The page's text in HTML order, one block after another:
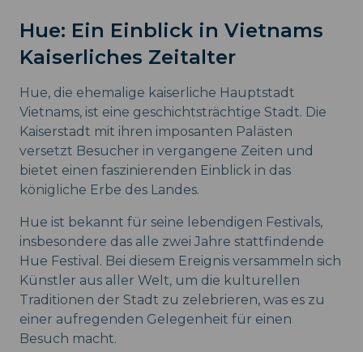
Hue: Ein Einblick in Vietnams
Kaiserliches Zeitalter
Hue, die ehemalige kaiserliche Hauptstadt
Vietnams, ist eine geschichtsträchtige Stadt. Die
Kaiserstadt mit ihren imposanten Palästen
versetzt Besucher in vergangene Zeiten und
bietet einen faszinierenden Einblick in das
königliche Erbe des Landes.
Hue ist bekannt für seine lebendigen Festivals,
insbesondere das alle zwei Jahre stattfindende
Hue Festival. Bei diesem Ereignis versammeln sich
Künstler aus aller Welt, um die kulturellen
Traditionen der Stadt zu zelebrieren, was es zu
einer aufregenden Gelegenheit für einen
Besuch macht.